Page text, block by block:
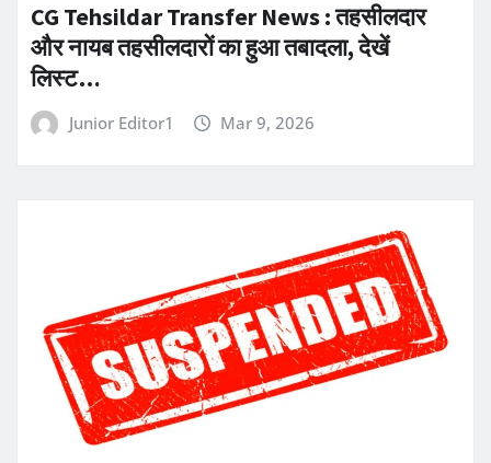
CG Tehsildar Transfer News : तहसीलदार
और नायब तहसीलदारों का हुआ तबादला, देखें
लिस्ट…
Junior Editor1 Mar 9, 2026